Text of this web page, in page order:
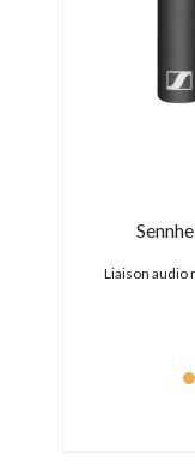
Liaison audio